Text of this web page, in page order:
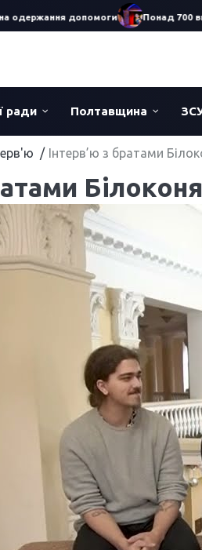
допомоги Понад 700
ради Полтавщина
Інтерв’ю з братами